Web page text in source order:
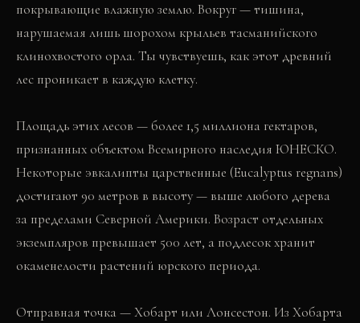
покрывающие влажную землю. Вокруг — тишина,
нарушаемая лишь шорохом крыльев тасманийского
клинохвостого орла. Ты чувствуешь, как этот древний
лес проникает в каждую клетку.
Площадь этих лесов — более 1,5 миллиона гектаров,
признанных объектом Всемирного наследия ЮНЕСКО.
Некоторые эвкалипты царственные (Eucalyptus regnans)
достигают 90 метров в высоту — выше любого дерева
за пределами Северной Америки. Возраст отдельных
экземпляров превышает 500 лет, а подлесок хранит
окаменелости растений юрского периода.
Отправная точка — Хобарт или Лонсестон. Из Хобарта